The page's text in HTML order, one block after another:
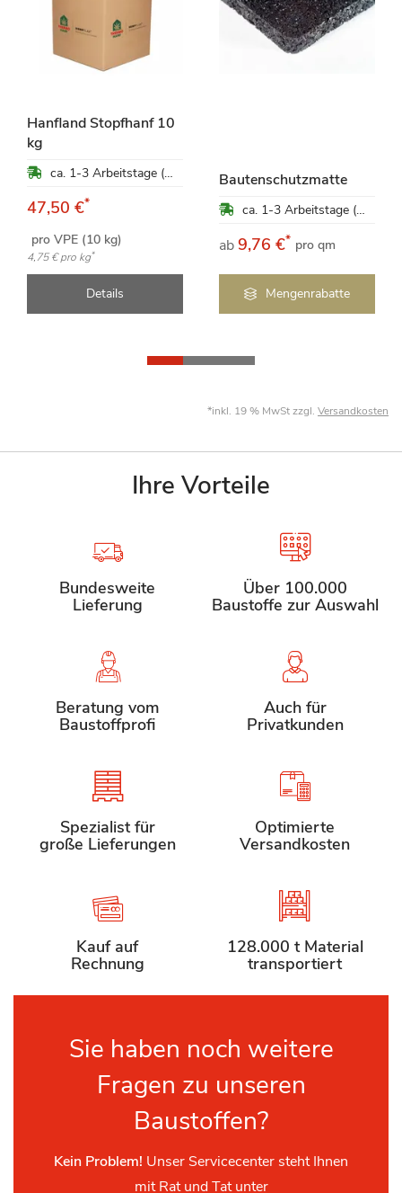
Hanfland Stopfhanf 10
kg
ca. 1-3 Arbeitstage (Mo-Fr)
47,50 €*
pro VPE (10 kg)
4,75 €pro kg*
Details
Bautenschutzmatte
ca. 1-3 Arbeitstage (Mo-Fr)
ab9,76 €* pro qm
Mengenrabatte
*inkl. 19 % MwSt zzgl. Versandkosten
Ihre Vorteile
Bundesweite
Lieferung
Über 100.000
Baustoffe zur Auswahl
Beratung vom
Baustoffprofi
Auch für
Privatkunden
Spezialist für
große Lieferungen
Optimierte
Versandkosten
Kauf auf
Rechnung
128.000 t Material
transportiert
Sie haben noch weitere
Fragen zu unseren
Baustoffen?
Kein Problem! Unser Servicecenter steht Ihnen
mit Rat und Tat unter